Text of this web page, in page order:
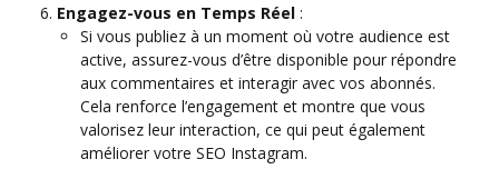
Engagez-vous en Temps Réel :
Si vous publiez à un moment où votre audience est
active, assurez-vous d’être disponible pour répondre
aux commentaires et interagir avec vos abonnés.
Cela renforce l’engagement et montre que vous
valorisez leur interaction, ce qui peut également
améliorer votre SEO Instagram.